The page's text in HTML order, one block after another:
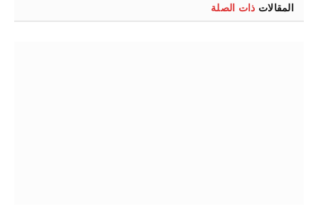
المقالات ذات الصلة